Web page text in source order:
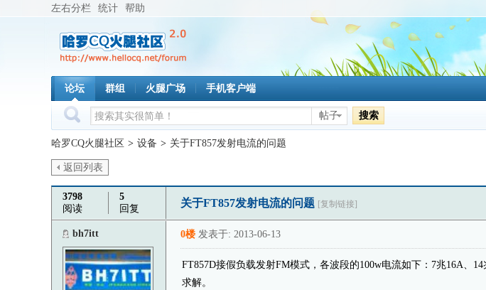
左右分栏 统计 帮助
论坛 群组 火腿广场 手机客户端
帖子 搜索
哈罗CQ火腿社区 > 设备 > 关于FT857发射电流的问题
返回列表
3798
阅读
5
回复
关于FT857发射电流的问题 [复制链接]
bh7itt 0楼 发表于: 2013-06-13
FT857D接假负载发射FM模式，各波段的100w电流如下：7兆16A、
求解。